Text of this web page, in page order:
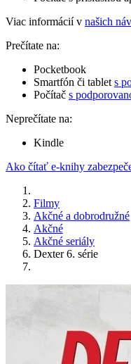
Viac informácií v našich
Prečítate na:
Pocketbook
Smartfón či tablet s
Počítač s
Neprečítate na:
Kindle
Ako čítať e-knihy
Filmy
Akčné a dobrodružné
Akčné
Akčné seriály
Dexter 6. série